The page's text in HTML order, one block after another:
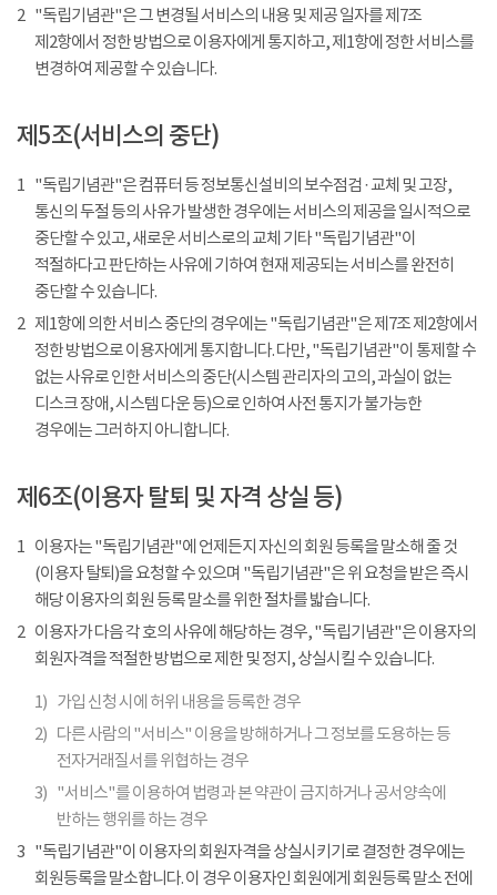
2 "독립기념관"은 그 변경될 서비스의 내용 및 제공 일자를 제7조
제2항에서 정한 방법으로 이용자에게 통지하고, 제1항에 정한 서비스를
변경하여 제공할 수 있습니다.
제5조(서비스의 중단)
1 "독립기념관"은 컴퓨터 등 정보통신설비의 보수점검 · 교체 및 고장,
통신의 두절 등의 사유가 발생한 경우에는 서비스의 제공을 일시적으로
중단할 수 있고, 새로운 서비스로의 교체 기타 "독립기념관"이
적절하다고 판단하는 사유에 기하여 현재 제공되는 서비스를 완전히
중단할 수 있습니다.
2 제1항에 의한 서비스 중단의 경우에는 "독립기념관"은 제7조 제2항에서
정한 방법으로 이용자에게 통지합니다. 다만, "독립기념관"이 통제할 수
없는 사유로 인한 서비스의 중단(시스템 관리자의 고의, 과실이 없는
디스크 장애, 시스템 다운 등)으로 인하여 사전 통지가 불가능한
경우에는 그러하지 아니합니다.
제6조(이용자 탈퇴 및 자격 상실 등)
1 이용자는 "독립기념관"에 언제든지 자신의 회원 등록을 말소해 줄 것
(이용자 탈퇴)을 요청할 수 있으며 "독립기념관"은 위 요청을 받은 즉시
해당 이용자의 회원 등록 말소를 위한 절차를 밟습니다.
2 이용자가 다음 각 호의 사유에 해당하는 경우, "독립기념관"은 이용자의
회원자격을 적절한 방법으로 제한 및 정지, 상실시킬 수 있습니다.
1) 가입 신청 시에 허위 내용을 등록한 경우
2) 다른 사람의 "서비스" 이용을 방해하거나 그 정보를 도용하는 등
전자거래질서를 위협하는 경우
3) "서비스"를 이용하여 법령과 본 약관이 금지하거나 공서양속에
반하는 행위를 하는 경우
3 "독립기념관"이 이용자의 회원자격을 상실시키기로 결정한 경우에는
회원등록을 말소합니다. 이 경우 이용자인 회원에게 회원등록 말소 전에